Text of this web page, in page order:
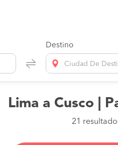
Destino
Ciudad De
Lima a Cusco |
21